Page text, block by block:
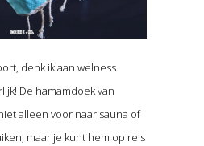
denk ik aan welness
De hamamdoek van
alleen voor naar sauna of
maar je kunt hem op reis